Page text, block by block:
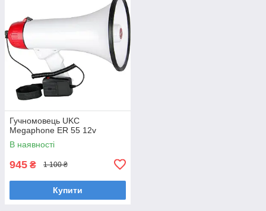
Гучномовець UKC
Megaphone ER 55 12v
В наявності
945 ₴ 1 100 ₴
Купити